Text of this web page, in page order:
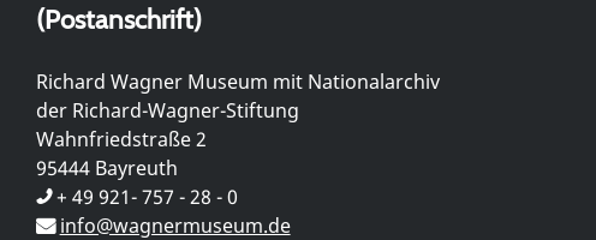
(Postanschrift)
Richard Wagner Museum mit Nationalarchiv
der Richard-Wagner-Stiftung
Wahnfriedstraße 2
95444 Bayreuth
+ 49 921- 757 - 28 - 0
info@wagnermuseum.de